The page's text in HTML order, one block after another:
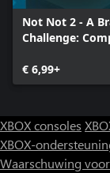
Not Not 2 - A
Challenge:
€ 6,99+
XBOX consoles
XBOX-
Waarschuwing